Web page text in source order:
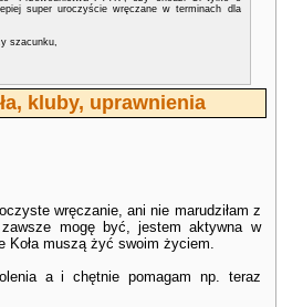
super uroczyście wręczane w terminach dla
szacunku,
kluby, uprawnienia
wręczanie, ani nie marudziłam z
mogę być, jestem aktywna w
Koła muszą żyć swoim życiem.
a i chętnie pomagam np. teraz